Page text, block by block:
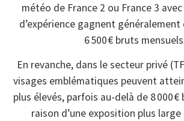
météo de France 2 ou France 3
d’expérience gagnent généralement
6 500 € bruts
En revanche, dans le secteur privé
visages emblématiques peuvent
plus élevés, parfois au-delà de 8 000
raison d’une exposition plus large